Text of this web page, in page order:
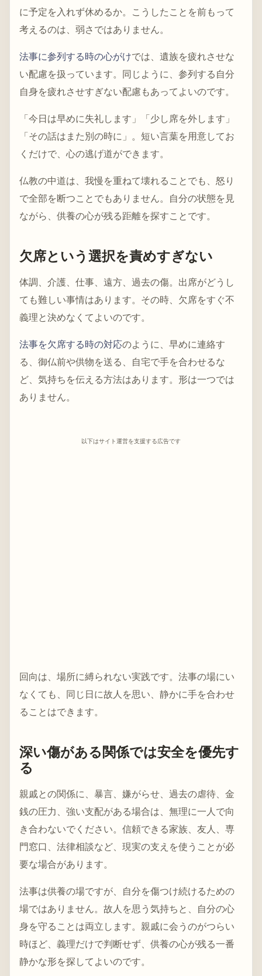
に予定を入れず休めるか。こうしたことを前もって
考えるのは、弱さではありません。
法事に参列する時の心がけでは、遺族を疲れさせな
い配慮を扱っています。同じように、参列する自分
自身を疲れさせすぎない配慮もあってよいのです。
「今日は早めに失礼します」「少し席を外します」
「その話はまた別の時に」。短い言葉を用意してお
くだけで、心の逃げ道ができます。
仏教の中道は、我慢を重ねて壊れることでも、怒り
で全部を断つことでもありません。自分の状態を見
ながら、供養の心が残る距離を探すことです。
欠席という選択を責めすぎない
体調、介護、仕事、遠方、過去の傷。出席がどうし
ても難しい事情はあります。その時、欠席をすぐ不
義理と決めなくてよいのです。
法事を欠席する時の対応のように、早めに連絡す
る、御仏前や供物を送る、自宅で手を合わせるな
ど、気持ちを伝える方法はあります。形は一つでは
ありません。
以下はサイト運営を支援する広告です
回向は、場所に縛られない実践です。法事の場にい
なくても、同じ日に故人を思い、静かに手を合わせ
ることはできます。
深い傷がある関係では安全を優先す
る
親戚との関係に、暴言、嫌がらせ、過去の虐待、金
銭の圧力、強い支配がある場合は、無理に一人で向
き合わないでください。信頼できる家族、友人、専
門窓口、法律相談など、現実の支えを使うことが必
要な場合があります。
法事は供養の場ですが、自分を傷つけ続けるための
場ではありません。故人を思う気持ちと、自分の心
身を守ることは両立します。親戚に会うのがつらい
時ほど、義理だけで判断せず、供養の心が残る一番
静かな形を探してよいのです。